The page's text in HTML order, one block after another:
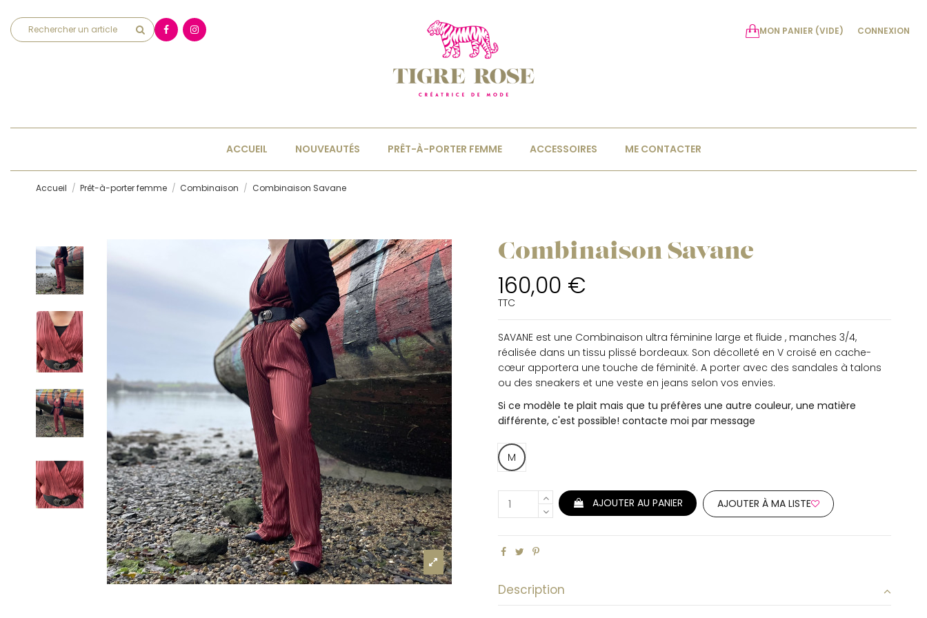
MON PANIER (VIDE) CONNEXION
ACCUEIL NOUVEAUTÉS PRÊT-À-PORTER FEMME ACCESSOIRES ME CONTACTER
Accueil Prêt-à-porter femme Combinaison Combinaison Savane
Combinaison Savane
160,00 €
TTC
SAVANE est une Combinaison ultra féminine large et fluide , manches 3/4,
réalisée dans un tissu plissé bordeaux. Son décolleté en V croisé en cache-
cœur apportera une touche de féminité. A porter avec des sandales à talons
ou des sneakers et une veste en jeans selon vos envies.
Si ce modèle te plait mais que tu préfères une autre couleur, une matière
différente, c'est possible! contacte moi par message
M
AJOUTER AU PANIER AJOUTER À MA LISTE
Description